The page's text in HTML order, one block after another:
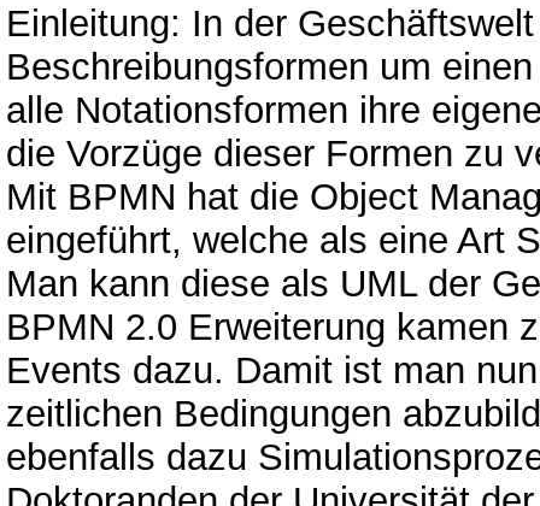
Einleitung: In der
Beschreibungsformen um
alle Notationsformen ihre
die Vorzüge dieser Formen zu
Mit BPMN hat die Object
eingeführt, welche als eine Art
Man kann diese als UML der
BPMN 2.0 Erweiterung kamen
Events dazu. Damit ist man
zeitlichen Bedingungen
ebenfalls dazu